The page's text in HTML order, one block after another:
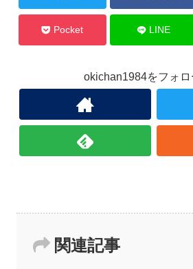
Pocket LINE
okichan1984をフォロ
関連記事